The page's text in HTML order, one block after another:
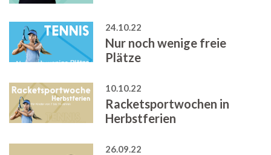
24.10.22
Nur noch wenige freie
Plätze
10.10.22
Racketsportwochen in
Herbstferien
26.09.22